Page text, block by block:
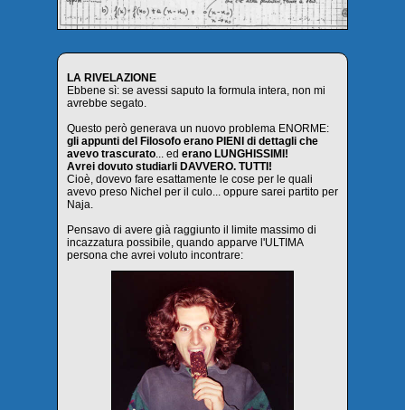
LA RIVELAZIONE
Ebbene sì: se avessi saputo la formula intera, non mi
avrebbe segato.
Questo però generava un nuovo problema ENORME:
gli appunti del Filosofo erano PIENI di dettagli che
avevo trascurato... ed erano LUNGHISSIMI!
Avrei dovuto studiarli DAVVERO. TUTTI!
Cioè, dovevo fare esattamente le cose per le quali
avevo preso Nichel per il culo... oppure sarei partito per
Naja.
Pensavo di avere già raggiunto il limite massimo di
incazzatura possibile, quando apparve l'ULTIMA
persona che avrei voluto incontrare: